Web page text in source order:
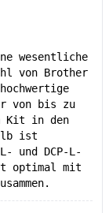
wesentliche
von Brother
von bis zu
Kit in den
ist
und DCP-L-
optimal mit